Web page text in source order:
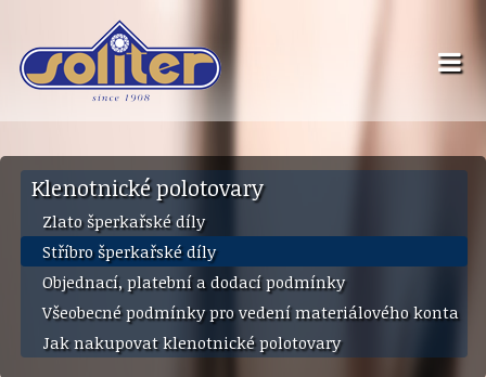
Klenotnické polotovary
Zlato šperkařské díly
Stříbro šperkařské díly
Objednací, platební a dodací podmínky
Všeobecné podmínky pro vedení materiálového konta
Jak nakupovat klenotnické polotovary